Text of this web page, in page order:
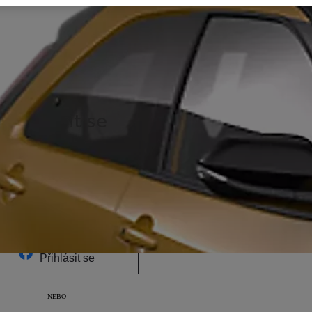
Přihlásit se
se a získejte přístup
všem svým uloženým
Přihlásit se
NEBO